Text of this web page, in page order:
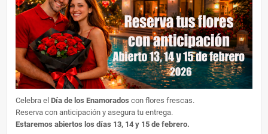
Celebra el Día de los Enamorados con flores frescas.
Reserva con anticipación y asegura tu entrega.
Estaremos abiertos los días 13, 14 y 15 de febrero.